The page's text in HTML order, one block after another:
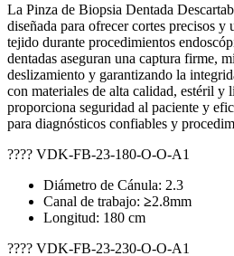
La Pinza de Biopsia Dentada
diseñada para ofrecer cortes precisos y
tejido durante procedimientos
dentadas aseguran una captura firme,
deslizamiento y garantizando la
con materiales de alta calidad, estéril y
proporciona seguridad al paciente y
para diagnósticos confiables y
???? VDK-FB-23-180-O-O-A1
Diámetro de Cánula: 2.3
Canal de trabajo: ≥2.8mm
Longitud: 180 cm
???? VDK-FB-23-230-O-O-A1